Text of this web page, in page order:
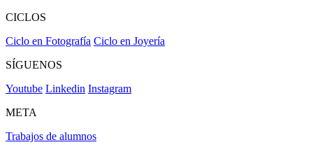
CICLOS
Ciclo en Fotografía Ciclo en Joyería
SÍGUENOS
Youtube Linkedin Instagram
META
Trabajos de alumnos